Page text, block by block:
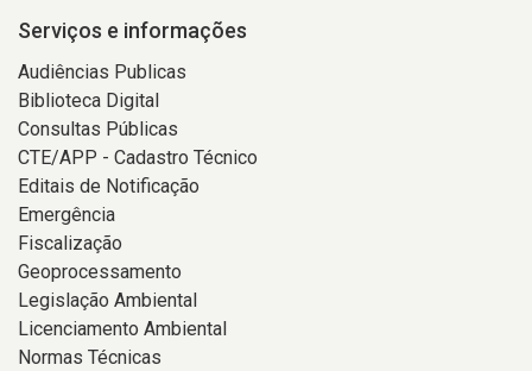
Serviços e informações
Audiências Publicas
Biblioteca Digital
Consultas Públicas
CTE/APP - Cadastro Técnico
Editais de Notificação
Emergência
Fiscalização
Geoprocessamento
Legislação Ambiental
Licenciamento Ambiental
Normas Técnicas